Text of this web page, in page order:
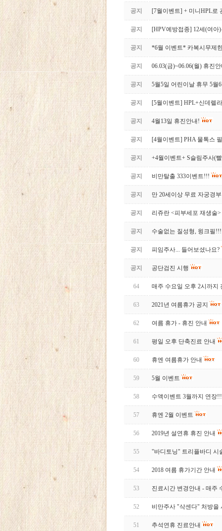
공지 [7월이벤트] + 미니HPL로
공지 [HPV예방접종] 12세(여아
공지 *6월 이벤트* 카복시무제
공지 06.03(금)~06.06(월) 휴진
공지 5월5일 어린이날 휴무 5월
공지 [5월이벤트] HPL+신데렐
공지 4월13일 휴진안내!
공지 [4월이벤트] PHA 물톡스
공지 +4월이벤트+ S슬림주사(
공지 비만탈출 333이벤트!!!
공지 만 20세이상 무료 자궁경
공지 리쥬란 <피부세포 재생술>
공지 수술없는 질성형, 윙크필!!!
공지 피임주사... 들어보셨나요?
공지 공단검진 시행
64 매주 수요일 오후 2시까지
63 2021년 여름휴가 공지
62 여름 휴가 - 휴진 안내
61 평일 오후 단축진료 안내
60 휴엔 여름휴가 안내
59 5월 이벤트
58 수액이벤트 3월까지 연장
57 휴엔 2월 이벤트
56 2019년 설연휴 휴진 안내
55 "바디토닝" 트리플바디 시
54 2018 여름 휴가기간 안내
53 진료시간 변경안내 - 매주
52 비만주사 "삭센다" 처방을
51 추석연휴 진료안내